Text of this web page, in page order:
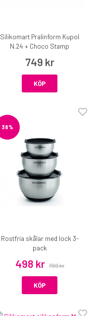
Silikomart Pralinform Kupol
N.24 + Choco Stamp
749 kr
KÖP
38%
Rostfria skålar med lock 3-
pack
498 kr 799 kr
KÖP